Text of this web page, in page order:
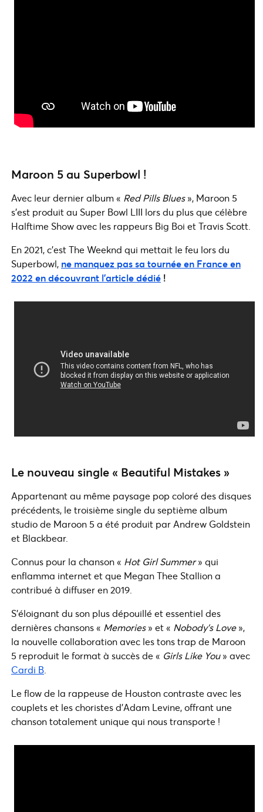
Maroon 5 au Superbowl !
Avec leur dernier album « Red Pills Blues», Maroon 5
s’est produit au Super Bowl LIII lors du plus que célèbre
Halftime Show avec les rappeurs Big Boi et Travis Scott.
En 2021, c’est The Weeknd qui mettait le feu lors du
Superbowl, ne manquez pas sa tournée en France en
2022 en découvrant l’article dédié !
Le nouveau single « Beautiful Mistakes »
Appartenant au même paysage pop coloré des disques
précédents, le troisième single du septième album
studio de Maroon 5 a été produit par Andrew Goldstein
et Blackbear.
Connus pour la chanson « Hot Girl Summer» qui
enflamma internet et que Megan Thee Stallion a
contribué à diffuser en 2019.
S’éloignant du son plus dépouillé et essentiel des
dernières chansons « Memories» et « Nobody’s Love»,
la nouvelle collaboration avec les tons trap de Maroon
5 reproduit le format à succès de « Girls Like You» avec
Cardi B.
Le flow de la rappeuse de Houston contraste avec les
couplets et les choristes d’Adam Levine, offrant une
chanson totalement unique qui nous transporte !